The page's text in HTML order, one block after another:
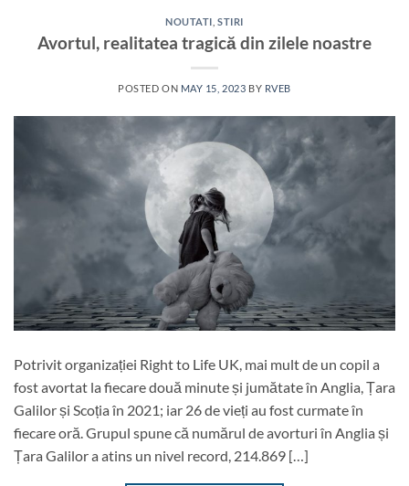
NOUTATI ,STIRI
Avortul, realitatea tragică din zilele noastre
POSTED ON MAY 15, 2023 BY RVEB
Potrivit organizației Right to Life UK, mai mult de un copil a
fost avortat la fiecare două minute și jumătate în Anglia, Țara
Galilor și Scoția în 2021; iar 26 de vieți au fost curmate în
fiecare oră. Grupul spune că numărul de avorturi în Anglia și
Țara Galilor a atins un nivel record, 214.869 […]